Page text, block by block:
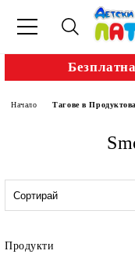
Начало Тагове в
Продукти